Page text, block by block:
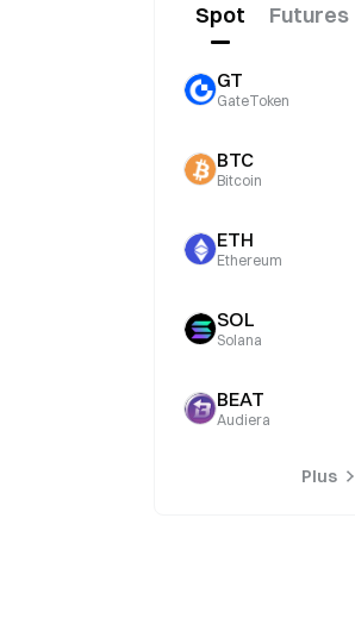
Spot Futures
GT
GateToken
BTC
Bitcoin
ETH
Ethereum
SOL
Solana
BEAT
Audiera
Plus